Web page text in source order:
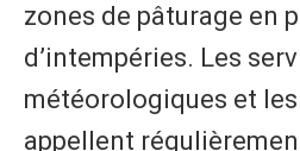
zones de pâturage en
d’intempéries. Les
météorologiques et
appellent